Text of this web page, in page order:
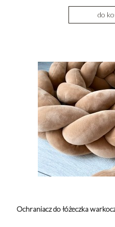
do
Ochraniacz do łóżeczka